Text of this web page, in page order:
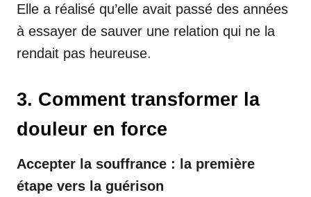
Elle a réalisé qu’elle avait passé des années
à essayer de sauver une relation qui ne la
rendait pas heureuse.
3. Comment transformer la
douleur en force
Accepter la souffrance : la première
étape vers la guérison